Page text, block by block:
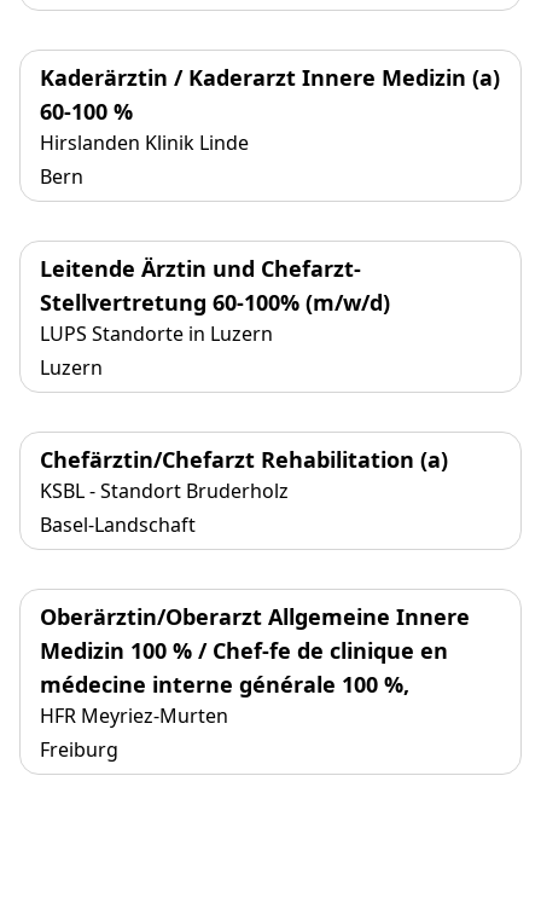
Kaderärztin / Kaderarzt Innere Medizin (a)
60-100 %
Hirslanden Klinik Linde
Bern
Leitende Ärztin und Chefarzt-
Stellvertretung 60-100% (m/w/d)
LUPS Standorte in Luzern
Luzern
Chefärztin/Chefarzt Rehabilitation (a)
KSBL - Standort Bruderholz
Basel-Landschaft
Oberärztin/Oberarzt Allgemeine Innere
Medizin 100 % / Chef-fe de clinique en
médecine interne générale 100 %,
HFR Meyriez-Murten
Freiburg